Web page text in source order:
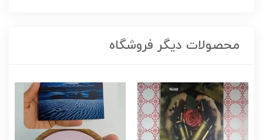
محصولات دیگر فروشگاه